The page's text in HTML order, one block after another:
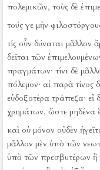
πολεμικῶν, τοὺς δὲ
τούς γε μὴν
τίς οὖν δύναται μᾶλλον
δεῖται τῶν
πραγμάτων· τίνι δὲ
πόλεμον· αἱ παρὰ τίνος
εὐδοξοτέρα τράπεζα· εἰ
χρημάτων, ὥστε μηδένα
καὶ οὐ μόνον οὐδὲν
μᾶλλον μὲν ὑπὸ τῶν
ὑπὸ τῶν πρεσβυτέρων ἢ